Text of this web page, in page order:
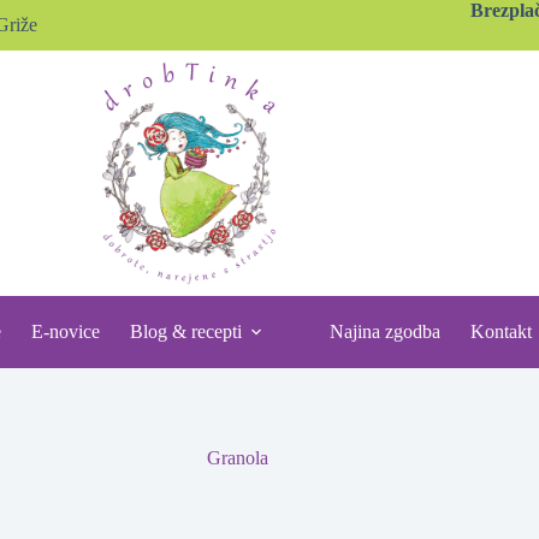
E-novice Blog & recepti Najina zgodba Kontakt
Granola